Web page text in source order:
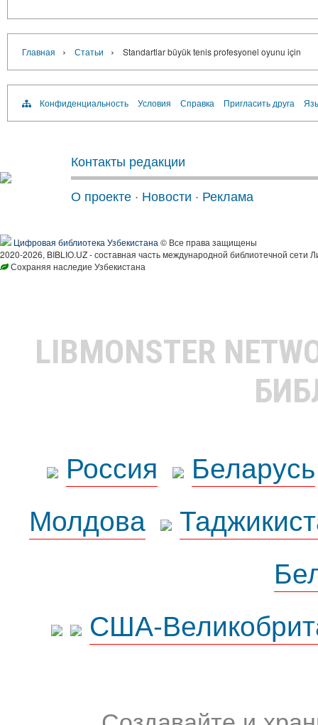
Главная › Статьи › Standartlar büyük tenis profesyonel oyunu için
Конфиденциальность Условия Справка Пригласить друга
Контакты редакции
О проекте · Новости · Реклама
Цифровая библиотека Узбекистана © Все права защищены
2020-2026, BIBLIO.UZ - составная часть международной библиотечной сети
Сохраняя наследие Узбекистана
LIBMONSTER
Россия
Беларусь
Молдова
США-